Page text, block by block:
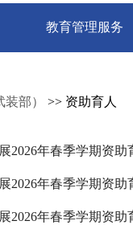
教育管理服务
部） >> 资助育人
2026年春季学期资助
2026年春季学期资助
2026年春季学期资助